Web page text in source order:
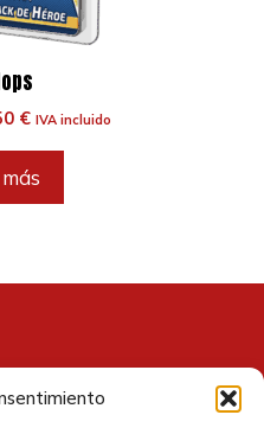
€El
es:
IVA incluido